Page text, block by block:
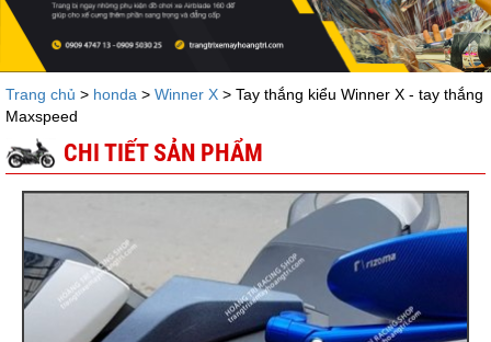
Trang chủ > honda > Winner X > Tay thắng kiểu Winner X - tay thắng
Maxspeed
CHI TIẾT SẢN PHẨM